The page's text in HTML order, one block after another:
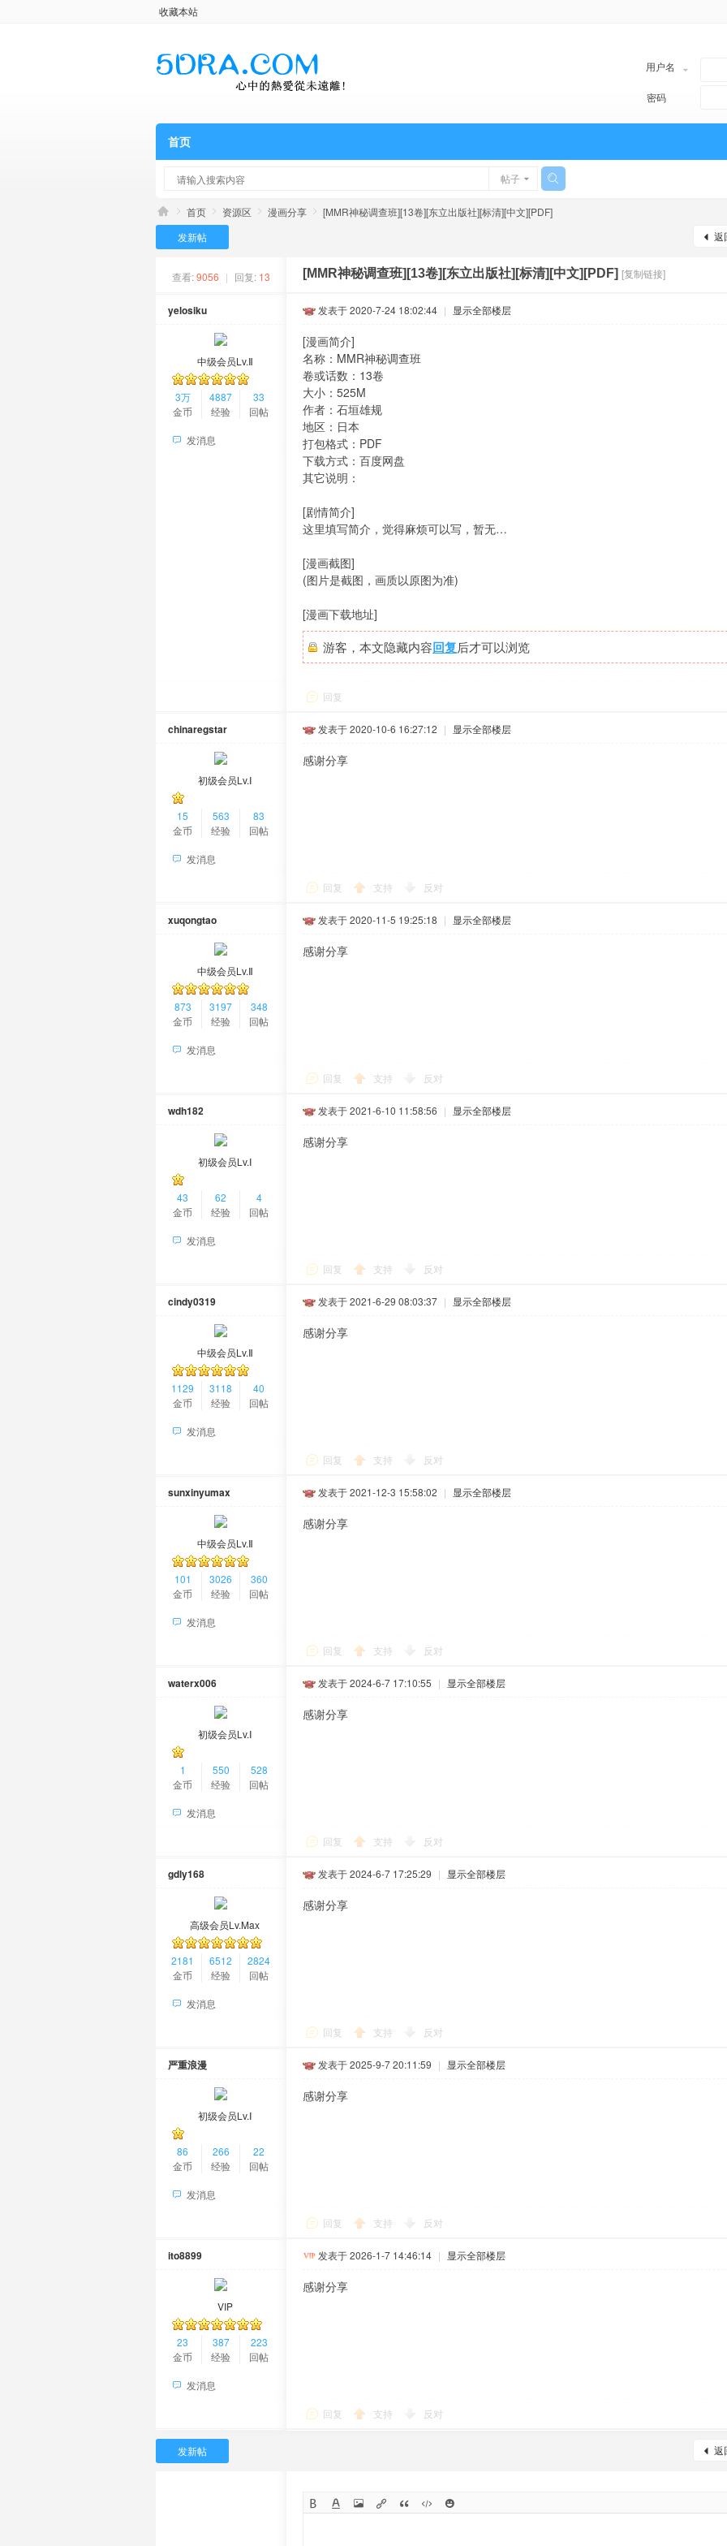
收藏本站
用户名
密码
首页
帖子
首页 资源区 漫画分享
[MMR神秘调查班][13卷][东立出版社][标清][中文][PDF]
返
发新帖
查看: 9056 | 回复: 13 [MMR神秘调查班][13卷][东立出版社][标清][中文][PDF] [复制链接]
yelosiku
中级会员Lv.Ⅱ
3万
金币
4887
经验
33
回帖
发消息
发表于 2020-7-24 18:02:44 | 显示全部楼层
[漫画简介]
名称：MMR神秘调查班
卷或话数：13卷
大小：525M
作者：石垣雄规
地区：日本
打包格式：PDF
下载方式：百度网盘
其它说明：
[剧情简介]
这里填写简介，觉得麻烦可以写，暂无…
[漫画截图]
(图片是截图，画质以原图为准)
[漫画下载地址]
游客，本文隐藏内容回复后才可以浏览
回复
chinaregstar
初级会员Lv.Ⅰ
15
金币
563
经验
83
回帖
发消息
发表于 2020-10-6 16:27:12 | 显示全部楼层
感谢分享
回复 支持 反对
xuqongtao
中级会员Lv.Ⅱ
873
金币
3197
经验
348
回帖
发消息
发表于 2020-11-5 19:25:18 | 显示全部楼层
感谢分享
回复 支持 反对
wdh182
初级会员Lv.Ⅰ
43
金币
62
经验
4
回帖
发消息
发表于 2021-6-10 11:58:56 | 显示全部楼层
感谢分享
回复 支持 反对
cindy0319
中级会员Lv.Ⅱ
1129
金币
3118
经验
40
回帖
发消息
发表于 2021-6-29 08:03:37 | 显示全部楼层
感谢分享
回复 支持 反对
sunxinyumax
中级会员Lv.Ⅱ
101
金币
3026
经验
360
回帖
发消息
发表于 2021-12-3 15:58:02 | 显示全部楼层
感谢分享
回复 支持 反对
waterx006
初级会员Lv.Ⅰ
1
金币
550
经验
528
回帖
发消息
发表于 2024-6-7 17:10:55 | 显示全部楼层
感谢分享
回复 支持 反对
gdly168
高级会员Lv.Max
2181
金币
6512
经验
2824
回帖
发消息
发表于 2024-6-7 17:25:29 | 显示全部楼层
感谢分享
回复 支持 反对
严重浪漫
初级会员Lv.Ⅰ
86
金币
266
经验
22
回帖
发消息
发表于 2025-9-7 20:11:59 | 显示全部楼层
感谢分享
回复 支持 反对
ito8899
VIP
23
金币
387
经验
223
回帖
发消息
发表于 2026-1-7 14:46:14 | 显示全部楼层
感谢分享
回复 支持 反对
返
发新帖